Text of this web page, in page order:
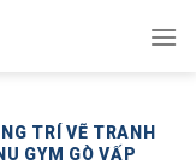
TRÍ VẼ TRANH
GYM GÒ VẤP